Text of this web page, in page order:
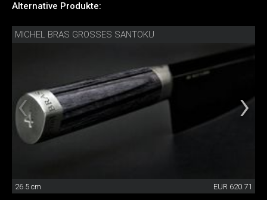
Alternative Produkte:
MICHEL BRAS GROSSES SANTOKU
26.5 cm EUR 620.71